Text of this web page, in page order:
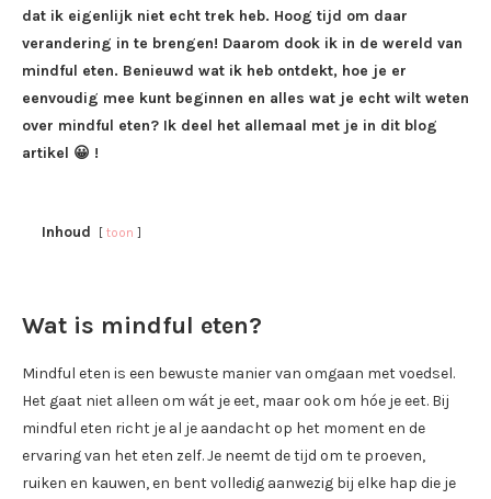
dat ik eigenlijk niet echt trek heb. Hoog tijd om daar
verandering in te brengen! Daarom dook ik in de wereld van
mindful eten. Benieuwd wat ik heb ontdekt, hoe je er
eenvoudig mee kunt beginnen en alles wat je echt wilt weten
over mindful eten? Ik deel het allemaal met je in dit blog
artikel 😀 !
Inhoud toon
Wat is mindful eten?
Mindful eten is een bewuste manier van omgaan met voedsel.
Het gaat niet alleen om wát je eet, maar ook om hóe je eet. Bij
mindful eten richt je al je aandacht op het moment en de
ervaring van het eten zelf. Je neemt de tijd om te proeven,
ruiken en kauwen, en bent volledig aanwezig bij elke hap die je